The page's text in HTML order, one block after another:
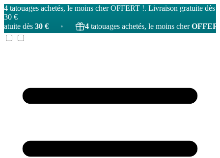
4 tatouages achetés, le moins cher OFFERT !. Livraison gratuite dès
30 €
• 4 tatouages achetés, le moins cherOFFERT! •